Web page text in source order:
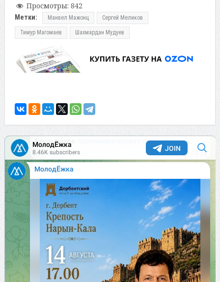
Просмотры: 842
Метки: Манвел Мажонц Сергей Меликов
Тимур Магомаев Шахмардан Мудуев